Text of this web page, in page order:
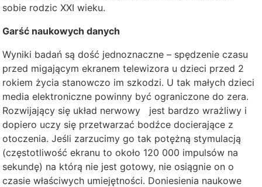
sobie rodzic XXI wieku.
Garść naukowych danych
Wyniki badań są dość jednoznaczne – spędzenie czasu
przed migającym ekranem telewizora u dzieci przed 2
rokiem życia stanowczo im szkodzi. U tak małych dzieci
media elektroniczne powinny być ograniczone do zera.
Rozwijający się układ nerwowy jest bardzo wrażliwy i
dopiero uczy się przetwarzać bodźce docierające z
otoczenia. Jeśli zarzucimy go tak potężną stymulacją
(częstotliwość ekranu to około 120 000 impulsów na
sekundę) na którą nie jest gotowy, nie osiągnie on o
czasie właściwych umiejętności. Doniesienia naukowe